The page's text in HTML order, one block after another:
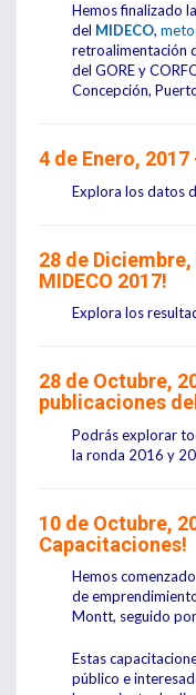
Hemos finalizado
del MIDECO,
retroalimentación
del GORE y
Concepción,
4 de Enero,
Explora los datos
28 de Diciembre,
MIDECO 2017!
Explora los
28 de Octubre,
publicaciones
Podrás explorar
la ronda 2016 y
10 de Octubre,
Capacitaciones!
Hemos
de
Montt, seguido
Estas
público e